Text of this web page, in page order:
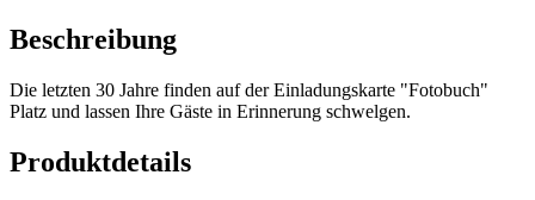
Beschreibung
Die letzten 30 Jahre finden auf der Einladungskarte "Fotobuch"
Platz und lassen Ihre Gäste in Erinnerung schwelgen.
Produktdetails